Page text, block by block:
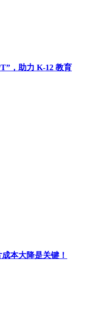
，助力 K-12 教育
本大降是关键！